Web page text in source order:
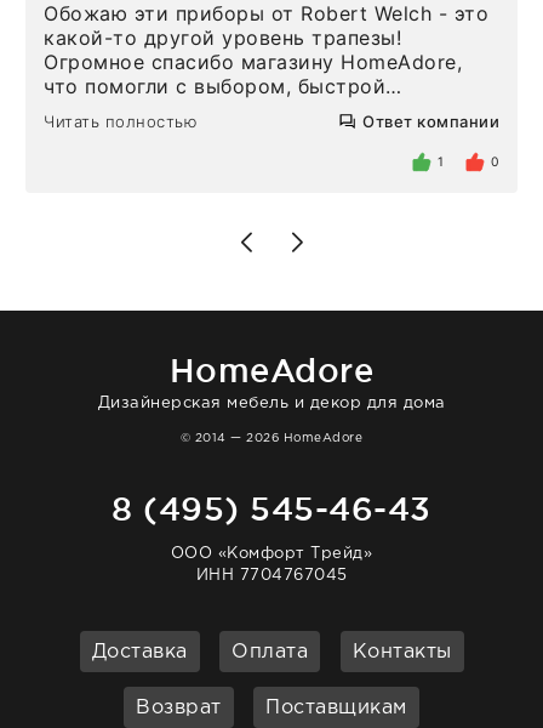
Обожаю эти приборы от Robert Welch - это
какой-то другой уровень трапезы!
Огромное спасибо магазину HomeAdore,
что помогли с выбором, быстрой
доставкой и высоким сервисом. Один раз
была здесь лично, забирала чайные ложки,
внутри очень много антикварной посуды,
Позже заказывала остальные приборы -
доставили сдэком на следующий день к
отвечает очень быстро. Взаимодействием
Читать полностью Ответ компании
1 0
HomeAdore
Дизайнерская мебель и декор для дома
© 2014 — 2026 HomeAdore
8 (495) 545-46-43
ООО «Комфорт Трейд»
ИНН 7704767045
Доставка Оплата Контакты
Возврат Поставщикам